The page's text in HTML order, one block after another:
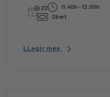
Dj 22 11:40h - 12:00h
Obert
LLegir més